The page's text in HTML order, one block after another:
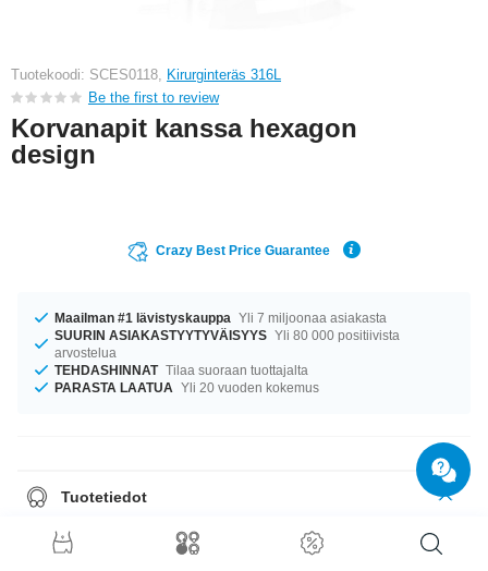
Tuotekoodi: SCES0118, Kirurginteräs 316L
Be the first to review
Korvanapit kanssa hexagon
design
Crazy Best Price Guarantee
Maailman #1 lävistyskauppa Yli 7 miljoonaa asiakasta
SUURIN ASIAKASTYYTYVÄISYYS Yli 80 000 positiivista
arvostelua
TEHDASHINNAT Tilaa suoraan tuottajalta
PARASTA LAATUA Yli 20 vuoden kokemus
Tuotetiedot
charmantti tuote, joka luo nostetta mihin tahansa lookiin!